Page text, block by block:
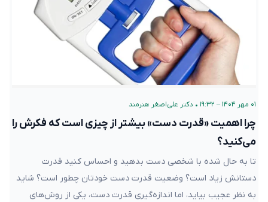
۰۱ مهر ۱۴۰۴ – ۱۹:۳۲ • دکتر علی‌اصغر هنرمند
چرا اهمیت «قدرت دست» بیشتر از چیزی است که فکرش را
می‌کنید؟
تا به حال شده با شخصی دست بدهید و احساس کنید قدرت
دستانش زیاد است؟ وضعیت قدرت دست خودتان چطور است؟ شاید
به نظر عجیب بیاید، اما اندازه‌گیری قدرت دست، یکی از روش‌های